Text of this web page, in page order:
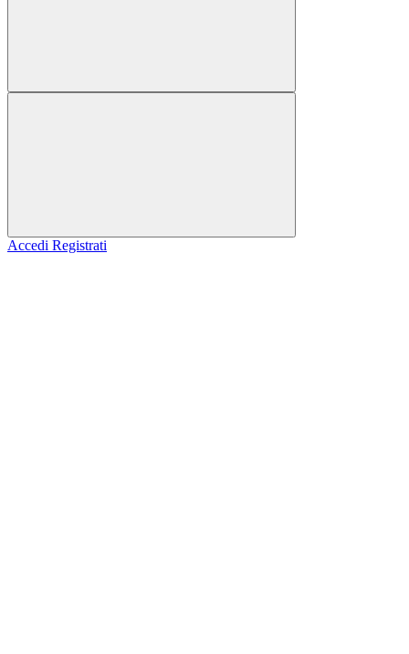
Accedi Registrati